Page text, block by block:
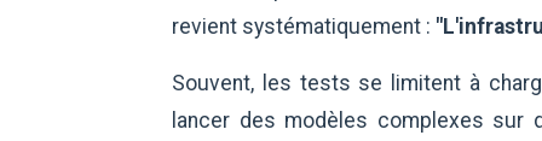
revient systématiquement :
Souvent, les tests se limitent à
lancer des modèles complexes sur